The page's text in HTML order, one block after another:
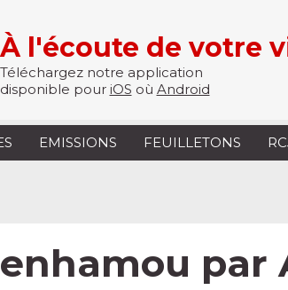
À l'écoute de votre
Téléchargez notre application
disponible pour iOS où Android
EMISSIONS FEUILLETONS
par